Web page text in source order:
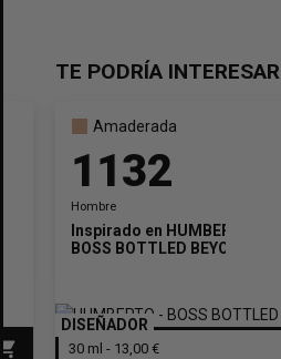
TE PODRÍA INTERESAR
Amaderada
1132
Hombre
Inspirado en HUMBERTO
BOSS BOTTLED BEYOND
DISEÑADOR